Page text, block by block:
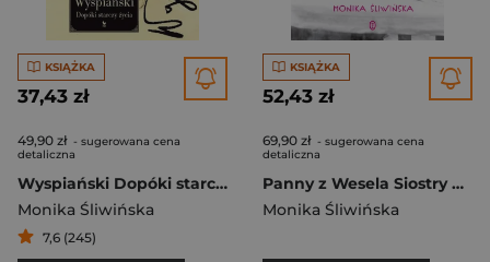
KSIĄŻKA
37,43 zł
49,90 zł - sugerowana cena
detaliczna
Wyspiański Dopóki starczy życia
Monika Śliwińska
7,6 (245)
KSIĄŻKA
52,43 zł
69,90 zł - sugerowana cena
detaliczna
Panny z Wesela Siostry Mikołajczykówny i ich świat
Monika Śliwińska